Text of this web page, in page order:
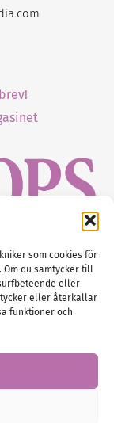
som cookies för
du samtycker till
eller
eller återkallar
funktioner och